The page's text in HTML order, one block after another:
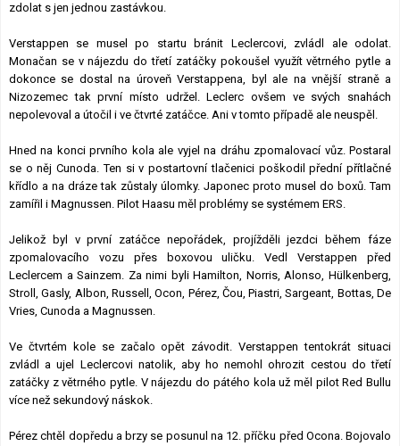
zdolat s jen jednou zastávkou.
Verstappen se musel po startu bránit Leclercovi, zvládl ale odolat.
Monačan se v nájezdu do třetí zatáčky pokoušel využít větrného pytle a
dokonce se dostal na úroveň Verstappena, byl ale na vnější straně a
Nizozemec tak první místo udržel. Leclerc ovšem ve svých snahách
nepolevoval a útočil i ve čtvrté zatáčce. Ani v tomto případě ale neuspěl.
Hned na konci prvního kola ale vyjel na dráhu zpomalovací vůz. Postaral
se o něj Cunoda. Ten si v postartovní tlačenici poškodil přední přítlačné
křídlo a na dráze tak zůstaly úlomky. Japonec proto musel do boxů. Tam
zamířil i Magnussen. Pilot Haasu měl problémy se systémem ERS.
Jelikož byl v první zatáčce nepořádek, projížděli jezdci během fáze
zpomalovacího vozu přes boxovou uličku. Vedl Verstappen před
Leclercem a Sainzem. Za nimi byli Hamilton, Norris, Alonso, Hülkenberg,
Stroll, Gasly, Albon, Russell, Ocon, Pérez, Čou, Piastri, Sargeant, Bottas, De
Vries, Cunoda a Magnussen.
Ve čtvrtém kole se začalo opět závodit. Verstappen tentokrát situaci
zvládl a ujel Leclercovi natolik, aby ho nemohl ohrozit cestou do třetí
zatáčky z větrného pytle. V nájezdu do pátého kola už měl pilot Red Bullu
více než sekundový náskok.
Pérez chtěl dopředu a brzy se posunul na 12. příčku před Ocona. Bojovalo